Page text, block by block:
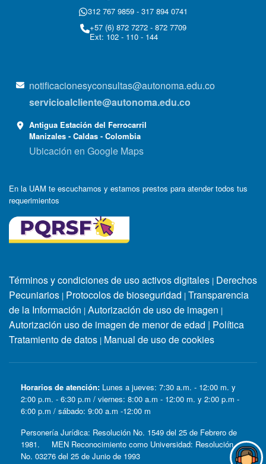
312 767 9859 - 317 894 0741
+57 (6) 872 7272 - 872 7709
Ext: 102 - 110 - 144
notificacionesyconsultas@autonoma.edu.co
servicioalcliente@autonoma.edu.co
Antigua Estación del Ferrocarril
Manizales - Caldas - Colombia
Ubicación en Google Maps
En la UAM te escuchamos y estamos prestos para atender todos tus
requerimientos
Términos y condiciones de uso activos digitales | Derechos
Pecuniarios | Protocolos de bioseguridad | Transparencia
de la Información | Autorización de uso de imagen |
Autorización uso de imagen de menor de edad | Política
Tratamiento de datos | Manual de uso de cookies
Horarios de atención: Lunes a jueves: 7:30 a.m. - 12:00 m. y
2:00 p.m. - 6:30 p.m / viernes: 8:00 a.m - 12:00 m. y 2:00 p.m -
6:00 p.m / sábado: 9:00 a.m -12:00 m
Personería Jurídica: Resolución No. 1549 del 25 de Febrero de
1981. MEN Reconocimiento como Universidad: Resolución
No. 03276 del 25 de Junio de 1993